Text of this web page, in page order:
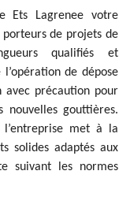
Ets Lagrenee votre
de projets de
qualifiés et
de dépose
précaution pour
nouvelles gouttières.
met à la
solides adaptés aux
suivant les normes